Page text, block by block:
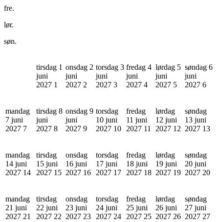
fre.
lør.
søn.
tirsdag 1
juni
2027 1
onsdag 2
juni
2027 2
torsdag 3
juni
2027 3
fredag 4
juni
2027 4
lørdag 5
juni
2027 5
søndag 6
juni
2027 6
mandag
7 juni
2027 7
tirsdag 8
juni
2027 8
onsdag 9
juni
2027 9
torsdag
10 juni
2027 10
fredag
11 juni
2027 11
lørdag
12 juni
2027 12
søndag
13 juni
2027 13
mandag
14 juni
2027 14
tirsdag
15 juni
2027 15
onsdag
16 juni
2027 16
torsdag
17 juni
2027 17
fredag
18 juni
2027 18
lørdag
19 juni
2027 19
søndag
20 juni
2027 20
mandag
21 juni
2027 21
tirsdag
22 juni
2027 22
onsdag
23 juni
2027 23
torsdag
24 juni
2027 24
fredag
25 juni
2027 25
lørdag
26 juni
2027 26
søndag
27 juni
2027 27